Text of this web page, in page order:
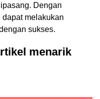
Dengan
melakukan
sukses.
menarik